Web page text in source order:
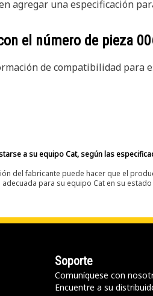
agregar una especificación
el número de pieza
de compatibilidad para
a su equipo Cat, según las
del fabricante puede hacer que el
para su equipo Cat en su
Soporte
Comuníquese con
Encuentre a su